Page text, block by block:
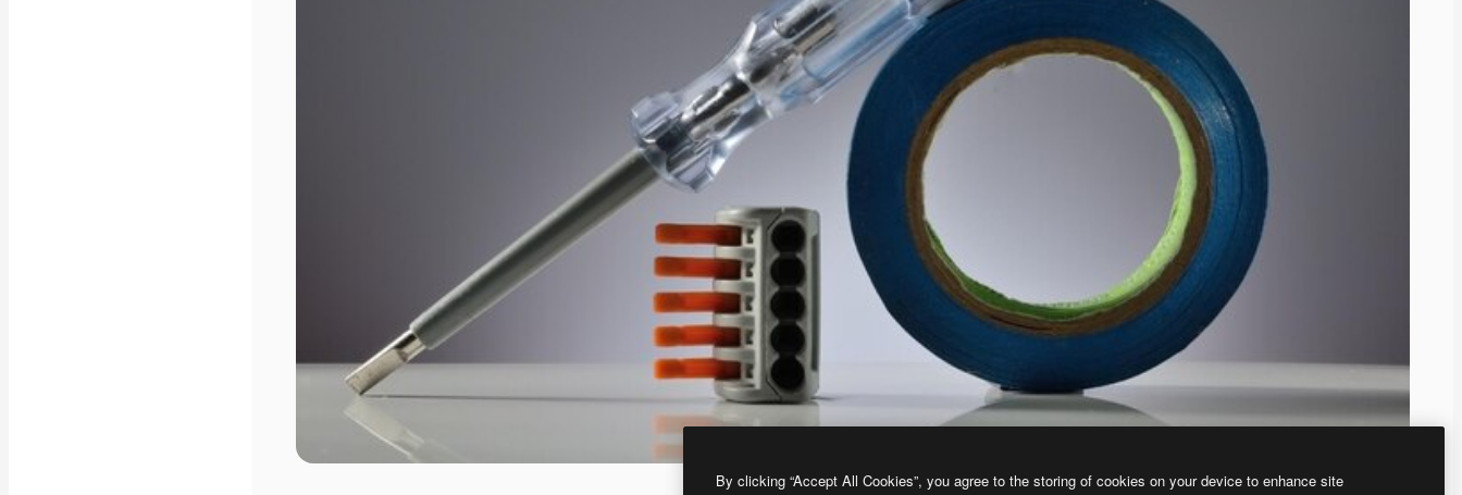
By clicking “Accept All Cookies”, you agree to the storing of cookies on your device to enhance site